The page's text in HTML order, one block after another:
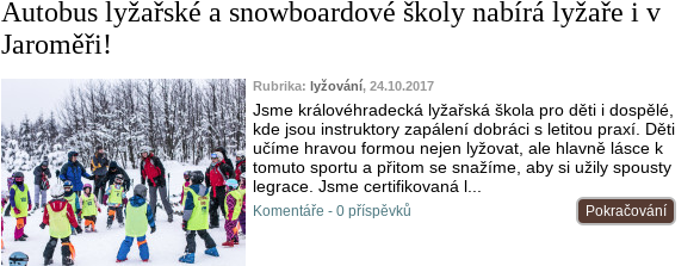
Autobus lyžařské a snowboardové školy nabírá lyžaře i v
Jaroměři!
Rubrika: lyžování, 24.10.2017
Jsme královéhradecká lyžařská škola pro děti i dospělé,
kde jsou instruktory zapálení dobráci s letitou praxí. Děti
učíme hravou formou nejen lyžovat, ale hlavně lásce k
tomuto sportu a přitom se snažíme, aby si užily spousty
legrace. Jsme certifikovaná l...
Pokračování
Komentáře - 0 příspěvků